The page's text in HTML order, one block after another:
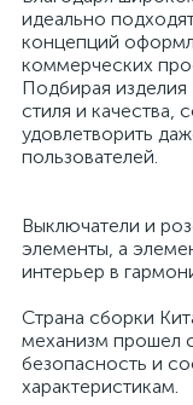
идеально
концепций
коммерческих
Подбирая изделия
стиля и качества,
удовлетворить
пользователей.
Выключатели и
элементы, а
интерьер в
Страна сборки
механизм прошел
безопасность и
характеристикам.